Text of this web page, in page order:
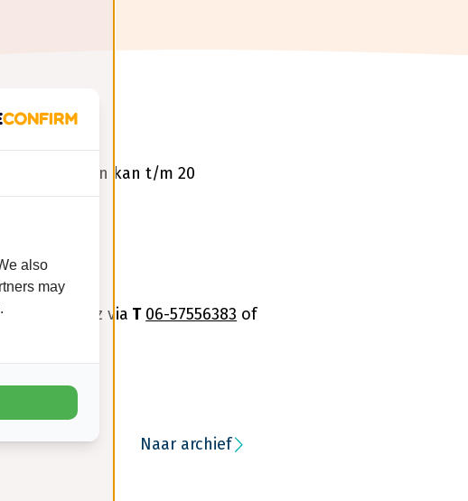
is verplicht en kan t/m 20
Schmeetz via T 06-57556383 of
Naar archief
also
may